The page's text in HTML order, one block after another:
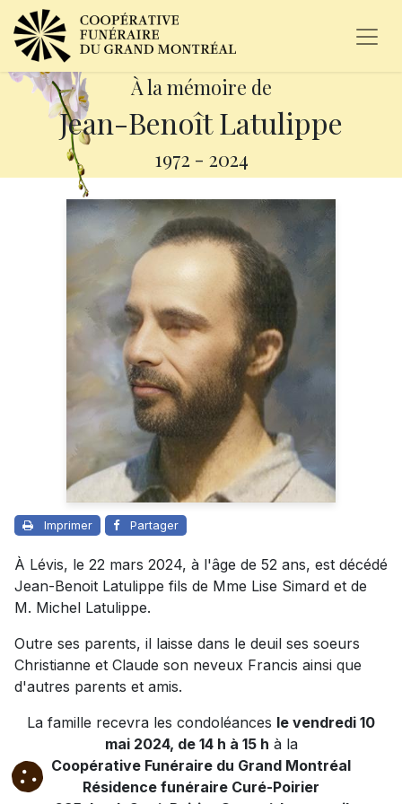
À la mémoire de
Jean-Benoît Latulippe
1972 - 2024
Imprimer Partager
À Lévis, le 22 mars 2024, à l'âge de 52 ans, est décédé
Jean-Benoit Latulippe fils de Mme Lise Simard et de
M. Michel Latulippe.
Outre ses parents, il laisse dans le deuil ses soeurs
Christianne et Claude son neveux Francis ainsi que
d'autres parents et amis.
La famille recevra les condoléances le vendredi 10
mai 2024, de 14 h à 15 h à la
Coopérative Funéraire du Grand Montréal
Résidence funéraire Curé-Poirier